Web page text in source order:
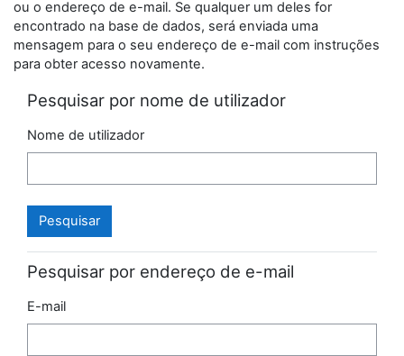
ou o endereço de e-mail. Se qualquer um deles for
encontrado na base de dados, será enviada uma
mensagem para o seu endereço de e-mail com instruções
para obter acesso novamente.
Pesquisar por nome de utilizador
Nome de utilizador
Pesquisar por endereço de e-mail
E-mail